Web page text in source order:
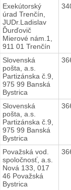
Exekútorský
úrad Trenčín,
JUDr.Ladislav
Ďurďovič
Mierové nám.1,
911 01 Trenčín
Slovenská
pošta, a.s.
Partizánska č.9,
975 99 Banská
Bystrica
Slovenská
pošta, a.s.
Partizánska č.9,
975 99 Banská
Bystrica
Považská vod.
spoločnosť, a.s.
Nová 133, 017
46 Považská
Bystrica